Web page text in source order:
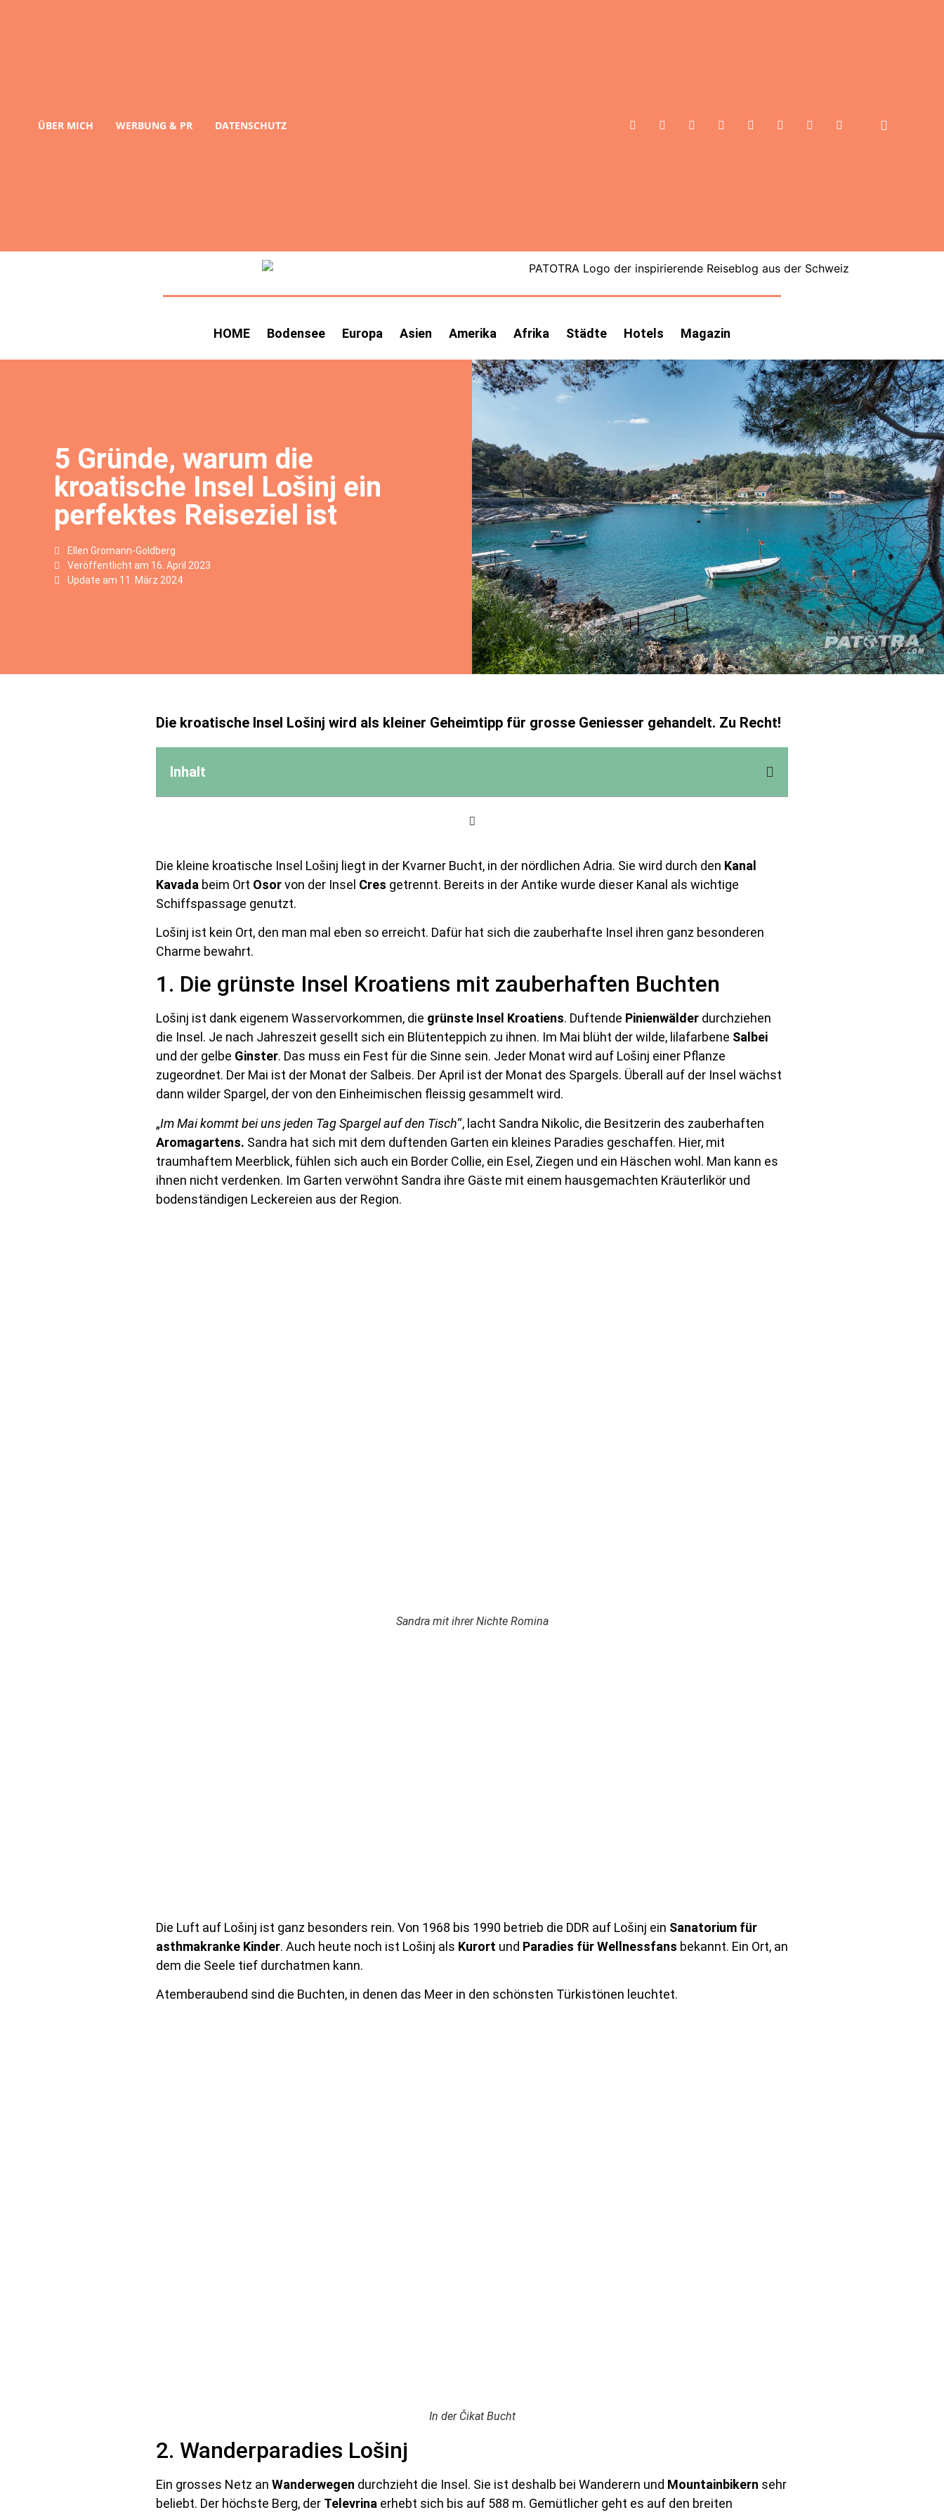
ÜBER MICH WERBUNG & PR DATENSCHUTZ
HOME Bodensee Europa Asien Amerika Afrika Städte Hotels Magazin
5 Gründe, warum die
kroatische Insel Lošinj ein
perfektes Reiseziel ist
Ellen Gromann-Goldberg
Veröffentlicht am 16. April 2023
Update am 11. März 2024
Die kroatische Insel Lošinj wird als kleiner Geheimtipp für grosse Geniesser gehandelt. Zu Recht!
Inhalt
Die kleine kroatische Insel Lošinj liegt in der Kvarner Bucht, in der nördlichen Adria. Sie wird durch den Kanal
Kavada beim Ort Osorvon der Insel Cres getrennt. Bereits in der Antike wurde dieser Kanal als wichtige
Schiffspassage genutzt.
Lošinj ist kein Ort, den man mal eben so erreicht. Dafür hat sich die zauberhafte Insel ihren ganz besonderen
Charme bewahrt.
1. Die grünste Insel Kroatiens mit zauberhaften Buchten
Lošinj ist dank eigenem Wasservorkommen, die grünste Insel Kroatiens. Duftende Pinienwälder durchziehen
die Insel. Je nach Jahreszeit gesellt sich ein Blütenteppich zu ihnen. Im Mai blüht der wilde, lilafarbene Salbei
und der gelbe Ginster. Das muss ein Fest für die Sinne sein. Jeder Monat wird auf Lošinj einer Pflanze
zugeordnet. Der Mai ist der Monat der Salbeis. Der April ist der Monat des Spargels. Überall auf der Insel wächst
dann wilder Spargel, der von den Einheimischen fleissig gesammelt wird.
„Im Mai kommt bei uns jeden Tag Spargel auf den Tisch“, lacht Sandra Nikolic, die Besitzerin des zauberhaften
Aromagartens. Sandra hat sich mit dem duftenden Garten ein kleines Paradies geschaffen. Hier, mit
traumhaftem Meerblick, fühlen sich auch ein Border Collie, ein Esel, Ziegen und ein Häschen wohl. Man kann es
ihnen nicht verdenken. Im Garten verwöhnt Sandra ihre Gäste mit einem hausgemachten Kräuterlikör und
bodenständigen Leckereien aus der Region.
Sandra mit ihrer Nichte Romina
Die Luft auf Lošinj ist ganz besonders rein. Von 1968 bis 1990 betrieb die DDR auf Lošinj ein Sanatorium für
asthmakranke Kinder. Auch heute noch ist Lošinj als Kurort und Paradies für Wellnessfans bekannt. Ein Ort, an
dem die Seele tief durchatmen kann.
Atemberaubend sind die Buchten, in denen das Meer in den schönsten Türkistönen leuchtet.
In der Čikat Bucht
2. Wanderparadies Lošinj
Ein grosses Netz an Wanderwegen durchzieht die Insel. Sie ist deshalb bei Wanderern und Mountainbikern sehr
beliebt. Der höchste Berg, der Televrina erhebt sich bis auf 588 m. Gemütlicher geht es auf den breiten